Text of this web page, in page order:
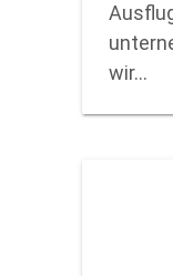
wir…